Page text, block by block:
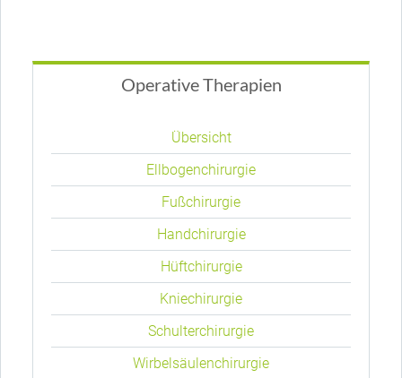
Operative Therapien
überspringen
Übersicht
Ellbogenchirurgie
Fußchirurgie
Handchirurgie
Hüftchirurgie
Kniechirurgie
Schulterchirurgie
Wirbelsäulenchirurgie